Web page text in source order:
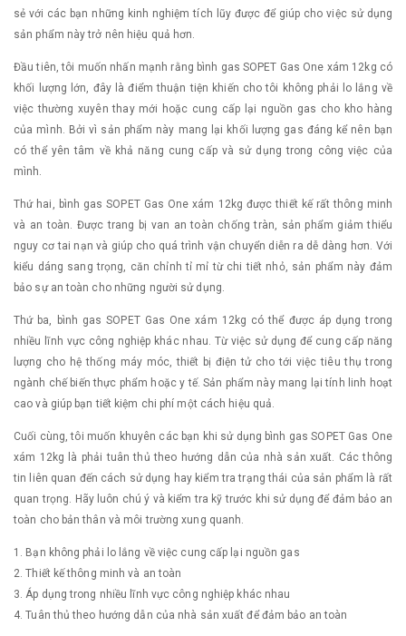
sẻ với các bạn những kinh nghiệm tích lũy được để giúp cho việc sử dụng
sản phẩm này trở nên hiệu quả hơn.
Đầu tiên, tôi muốn nhấn mạnh rằng bình gas SOPET Gas One xám 12kg có
khối lượng lớn, đây là điểm thuận tiện khiến cho tôi không phải lo lắng về
việc thường xuyên thay mới hoặc cung cấp lại nguồn gas cho kho hàng
của mình. Bởi vì sản phẩm này mang lại khối lượng gas đáng kể nên bạn
có thể yên tâm về khả năng cung cấp và sử dụng trong công việc của
mình.
Thứ hai, bình gas SOPET Gas One xám 12kg được thiết kế rất thông minh
và an toàn. Được trang bị van an toàn chống tràn, sản phẩm giảm thiểu
nguy cơ tai nạn và giúp cho quá trình vận chuyển diễn ra dễ dàng hơn. Với
kiểu dáng sang trọng, căn chỉnh tỉ mỉ từ chi tiết nhỏ, sản phẩm này đảm
bảo sự an toàn cho những người sử dụng.
Thứ ba, bình gas SOPET Gas One xám 12kg có thể được áp dụng trong
nhiều lĩnh vực công nghiệp khác nhau. Từ việc sử dụng để cung cấp năng
lượng cho hệ thống máy móc, thiết bị điện tử cho tới việc tiêu thụ trong
ngành chế biến thực phẩm hoặc y tế. Sản phẩm này mang lại tính linh hoạt
cao và giúp bạn tiết kiệm chi phí một cách hiệu quả.
Cuối cùng, tôi muốn khuyên các bạn khi sử dụng bình gas SOPET Gas One
xám 12kg là phải tuân thủ theo hướng dẫn của nhà sản xuất. Các thông
tin liên quan đến cách sử dụng hay kiểm tra trạng thái của sản phẩm là rất
quan trọng. Hãy luôn chú ý và kiểm tra kỹ trước khi sử dụng để đảm bảo an
toàn cho bản thân và môi trường xung quanh.
1. Bạn không phải lo lắng về việc cung cấp lại nguồn gas
2. Thiết kế thông minh và an toàn
3. Áp dụng trong nhiều lĩnh vực công nghiệp khác nhau
4. Tuân thủ theo hướng dẫn của nhà sản xuất để đảm bảo an toàn